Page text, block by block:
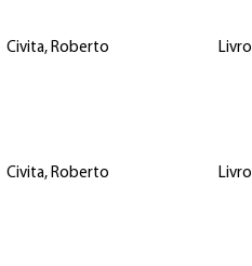
Civita, Roberto Livro
Civita, Roberto Livro